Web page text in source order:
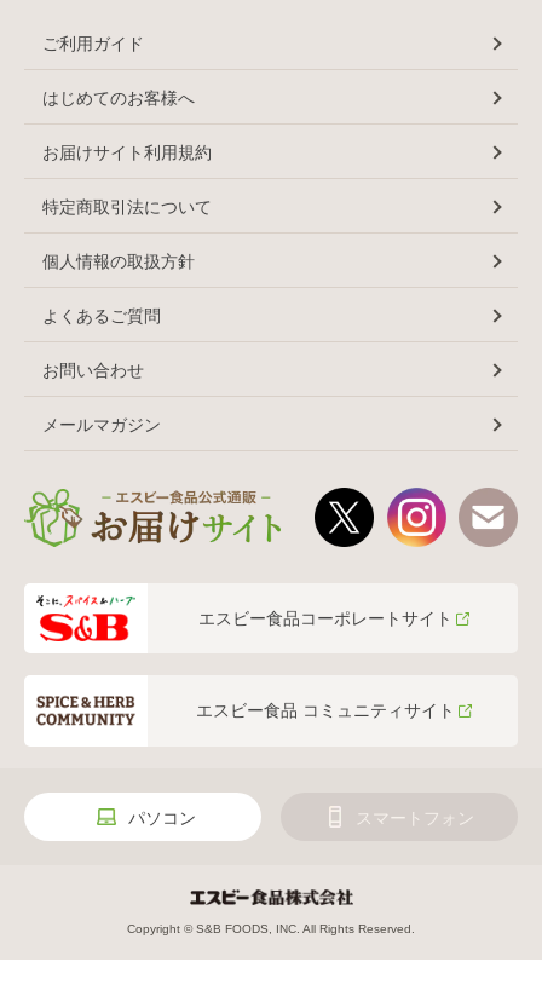
ご利用ガイド
はじめてのお客様へ
お届けサイト利用規約
特定商取引法について
個人情報の取扱方針
よくあるご質問
お問い合わせ
メールマガジン
エスビー食品コーポレートサイト
エスビー食品 コミュニティサイト
パソコン スマートフォン
Copyright © S&B FOODS, INC. All Rights Reserved.